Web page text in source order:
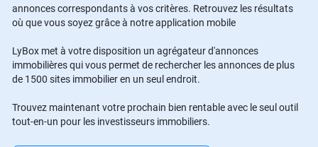
annonces correspondants à vos critères. Retrouvez les résultats
où que vous soyez grâce à notre application mobile
LyBox met à votre disposition un agrégateur d'annonces
immobilières qui vous permet de rechercher les annonces de plus
de 1500 sites immobilier en un seul endroit.
Trouvez maintenant votre prochain bien rentable avec le seul outil
tout-en-un pour les investisseurs immobiliers.